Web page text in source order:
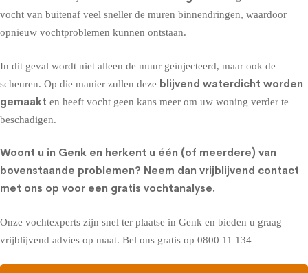
vocht van buitenaf veel sneller de muren binnendringen, waardoor
opnieuw vochtproblemen kunnen ontstaan.
In dit geval wordt niet alleen de muur geïnjecteerd, maar ook de
scheuren. Op die manier zullen deze blijvend waterdicht worden
gemaakt en heeft vocht geen kans meer om uw woning verder te
beschadigen.
Woont u in Genk en herkent u één (of meerdere) van
bovenstaande problemen? Neem dan vrijblijvend contact
met ons op voor een gratis vochtanalyse.
Onze vochtexperts zijn snel ter plaatse in Genk en bieden u graag
vrijblijvend advies op maat. Bel ons gratis op 0800 11 134